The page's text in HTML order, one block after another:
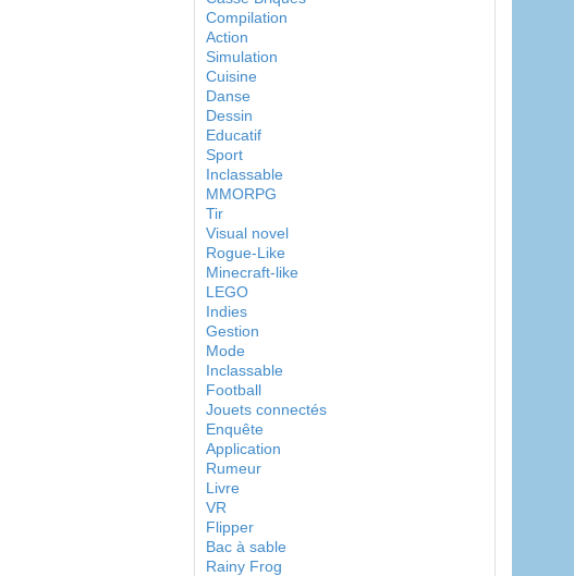
Compilation
Action
Simulation
Cuisine
Danse
Dessin
Educatif
Sport
Inclassable
MMORPG
Tir
Visual novel
Rogue-Like
Minecraft-like
LEGO
Indies
Gestion
Mode
Inclassable
Football
Jouets connectés
Enquête
Application
Rumeur
Livre
VR
Flipper
Bac à sable
Rainy Frog